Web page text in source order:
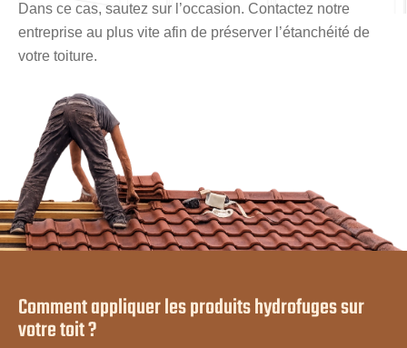
Dans ce cas, sautez sur l’occasion. Contactez notre
entreprise au plus vite afin de préserver l’étanchéité de
votre toiture.
Comment appliquer les produits hydrofuges sur
votre toit ?